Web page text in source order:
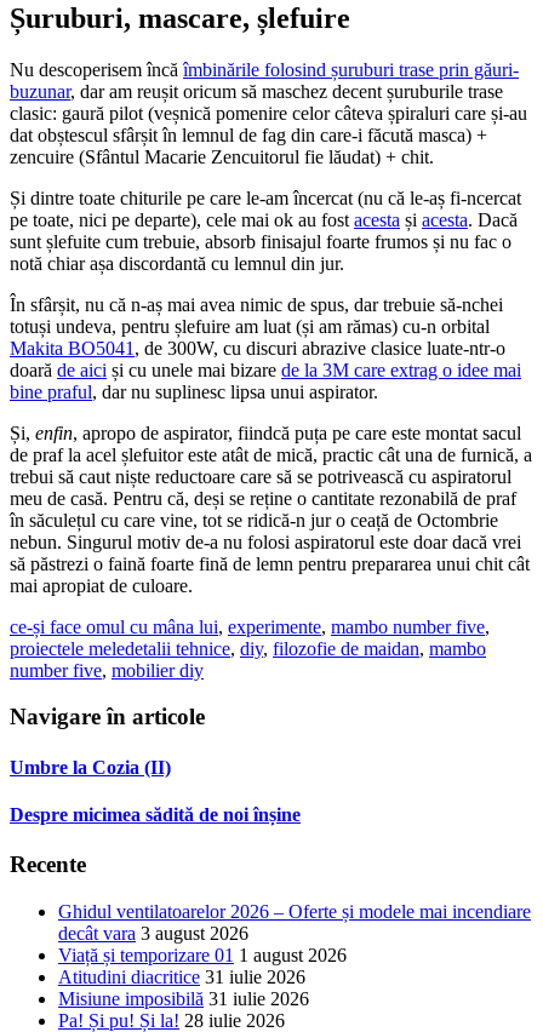
Șuruburi, mascare, șlefuire
Nu descoperisem încăîmbinările folosind șuruburi trase prin găuri-
buzunar, dar am reușit oricum să maschez decent șuruburile trase
clasic: gaură pilot (veșnică pomenire celor câteva șpiraluri care și-au
dat obștescul sfârșit în lemnul de fag din care-i făcută masca) +
zencuire (Sfântul Macarie Zencuitorul fie lăudat) + chit.
Și dintre toate chiturile pe care le-am încercat (nu că le-aș fi-ncercat
pe toate, nici pe departe), cele mai ok au fost acesta și acesta. Dacă
sunt șlefuite cum trebuie, absorb finisajul foarte frumos și nu fac o
notă chiar așa discordantă cu lemnul din jur.
În sfârșit, nu că n-aș mai avea nimic de spus, dar trebuie să-nchei
totuși undeva, pentru șlefuire am luat (și am rămas) cu-n orbital
Makita BO5041 , de 300W, cu discuri abrazive clasice luate-ntr-o
doară de aici și cu unele mai bizare de la 3M care extrag o idee mai
bine praful, dar nu suplinesc lipsa unui aspirator.
Și, enfin, apropo de aspirator, fiindcă puța pe care este montat sacul
de praf la acel șlefuitor este atât de mică, practic cât una de furnică, a
trebui să caut niște reductoare care să se potrivească cu aspiratorul
meu de casă. Pentru că, deși se reține o cantitate rezonabilă de praf
în săculețul cu care vine, tot se ridică-n jur o ceață de Octombrie
nebun. Singurul motiv de-a nu folosi aspiratorul este doar dacă vrei
să păstrezi o faină foarte fină de lemn pentru prepararea unui chit cât
mai apropiat de culoare.
ce-și face omul cu mâna lui, experimente, mambo number five,
proiectele meledetalii tehnice, diy, filozofie de maidan, mambo
number five, mobilier diy
Navigare în articole
Umbre la Cozia (II)
Despre micimea sădită de noi înșine
Recente
Ghidul ventilatoarelor 2026 – Oferte și modele mai incendiare
decât vara 3 august 2026
Viață și temporizare 01 1 august 2026
Atitudini diacritice 31 iulie 2026
Misiune imposibilă 31 iulie 2026
Pa! Și pu! Și la! 28 iulie 2026